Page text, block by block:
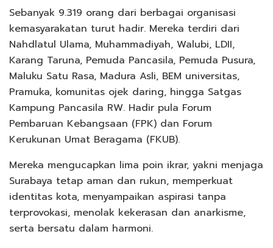
Sebanyak 9.319 orang dari berbagai organisasi
kemasyarakatan turut hadir. Mereka terdiri dari
Nahdlatul Ulama, Muhammadiyah, Walubi, LDII,
Karang Taruna, Pemuda Pancasila, Pemuda Pusura,
Maluku Satu Rasa, Madura Asli, BEM universitas,
Pramuka, komunitas ojek daring, hingga Satgas
Kampung Pancasila RW. Hadir pula Forum
Pembaruan Kebangsaan (FPK) dan Forum
Kerukunan Umat Beragama (FKUB).
Mereka mengucapkan lima poin ikrar, yakni menjaga
Surabaya tetap aman dan rukun, memperkuat
identitas kota, menyampaikan aspirasi tanpa
terprovokasi, menolak kekerasan dan anarkisme,
serta bersatu dalam harmoni.